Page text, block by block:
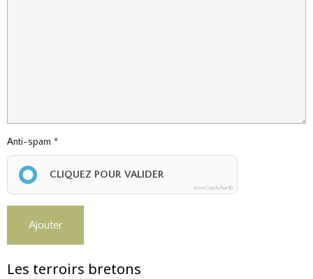
Anti-spam
CLIQUEZ POUR VALIDER
IconCaptcha ©
Ajouter
Les terroirs bretons